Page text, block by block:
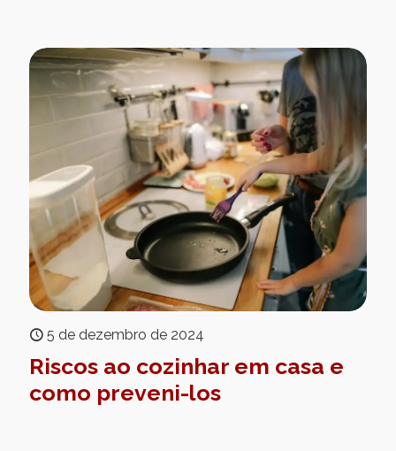
5 de dezembro de 2024
Riscos ao cozinhar em casa e
como preveni-los